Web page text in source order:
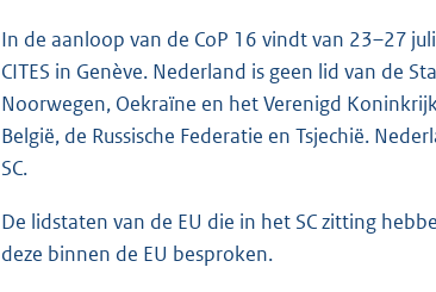
In de aanloop van de CoP 16 vindt van 23–27
CITES in Genève. Nederland is geen lid van de
Noorwegen, Oekraïne en het Verenigd
België, de Russische Federatie en Tsjechië.
SC.
De lidstaten van de EU die in het SC zitting
deze binnen de EU besproken.